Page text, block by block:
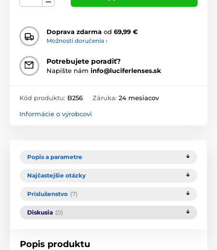
Doprava zdarma od 69,99 €
Možnosti doručenia ›
Potrebujete poradiť?
Napíšte nám info@luciferlenses.sk
Kód produktu: B256 Záruka: 24 mesiacov
Informácie o výrobcovi
Popis a parametre
Najčastejšie otázky
Príslušenstvo (7)
Diskusia (0)
Popis produktu